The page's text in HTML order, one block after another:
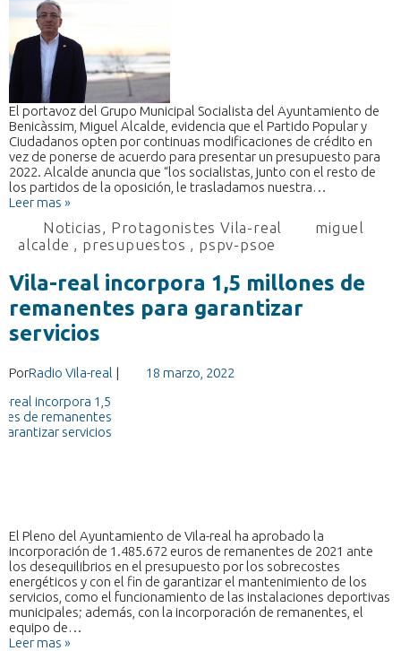
El portavoz del Grupo Municipal Socialista del Ayuntamiento de
Benicàssim, Miguel Alcalde, evidencia que el Partido Popular y
Ciudadanos opten por continuas modificaciones de crédito en
vez de ponerse de acuerdo para presentar un presupuesto para
2022. Alcalde anuncia que “los socialistas, junto con el resto de
los partidos de la oposición, le trasladamos nuestra…
Leer mas »
Noticias Protagonistes Vila-real
miguel
alcalde
presupuestos pspv-psoe
Vila-real incorpora 1,5 millones de
remanentes para garantizar
servicios
PorRadio Vila-real | 18 marzo, 2022
El Pleno del Ayuntamiento de Vila-real ha aprobado la
incorporación de 1.485.672 euros de remanentes de 2021 ante
los desequilibrios en el presupuesto por los sobrecostes
energéticos y con el fin de garantizar el mantenimiento de los
servicios, como el funcionamiento de las instalaciones deportivas
municipales; además, con la incorporación de remanentes, el
equipo de…
Leer mas »